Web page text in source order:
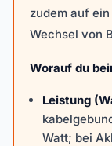
zudem auf
Wechsel von
Worauf du
Leistung
Watt; bei